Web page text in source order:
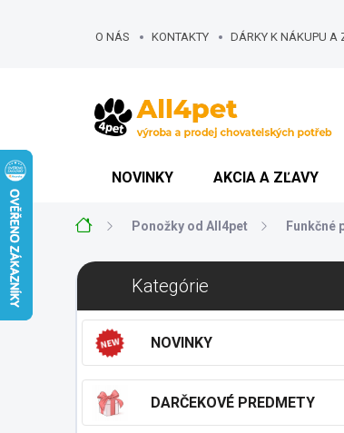
O NÁS KONTAKTY DÁRKY K NÁKUPU A
NOVINKY AKCIA A ZĽAVY
DomovPonožky od All4pet Funkčné
B
č
Preskočiť
kategórieKategórie
NOVINKY
DARČEKOVÉ PREDMETY